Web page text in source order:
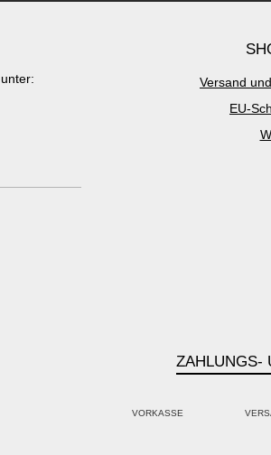
Versand
EU-
ZAHLUNGS-
VORKASSE